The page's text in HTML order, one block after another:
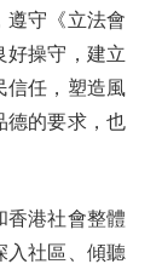
遵守《立法會
好操守，建立
信任，塑造風
德的要求，也
港社會整體
入社區、傾聽